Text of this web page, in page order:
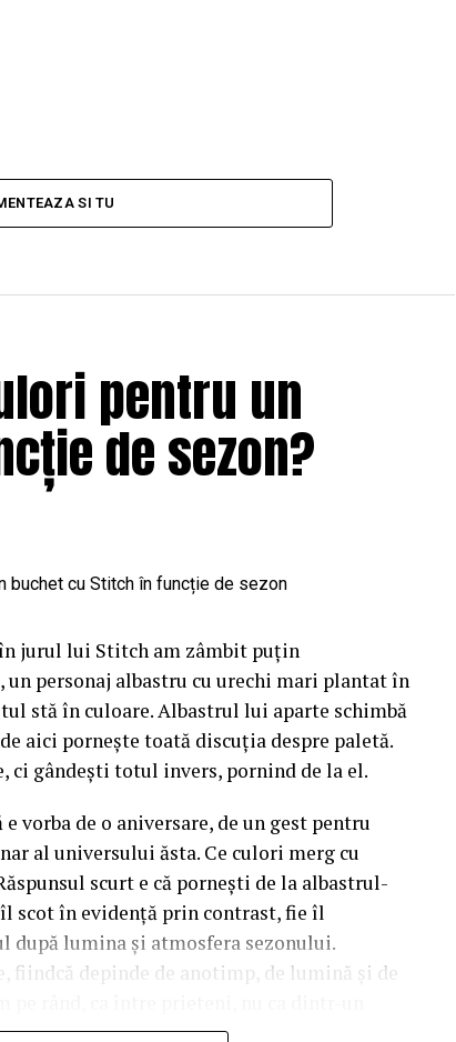
SI TU
pentru un
de sezon?
jurul lui Stitch am zâmbit puțin
personaj albastru cu urechi mari plantat în
stă în culoare. Albastrul lui aparte schimbă
aici pornește toată discuția despre paletă.
gândești totul invers, pornind de la el.
vorba de o aniversare, de un gest pentru
al universului ăsta. Ce culori merg cu
scurt e că pornești de la albastrul-
scot în evidență prin contrast, fie îl
după lumina și atmosfera sezonului.
fiindcă depinde de anotimp, de lumină și de